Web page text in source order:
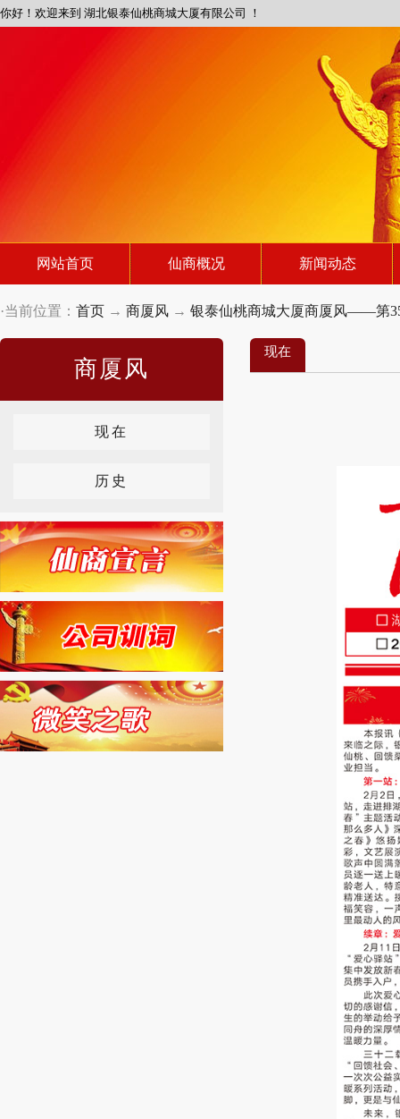
你好！欢迎来到 湖北银泰仙桃商城大厦有限公司 ！
网站首页 仙商概况 新闻动态
·当前位置： 首页 → 商厦风 → 银泰仙桃商城大厦商厦风——第
商厦风
现在
历史
现在